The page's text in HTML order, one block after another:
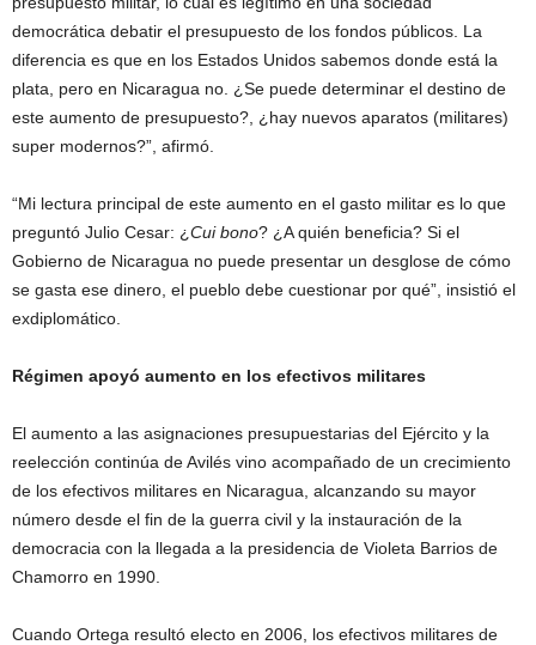
democrática debatir el presupuesto de los fondos públicos. La
diferencia es que en los Estados Unidos sabemos donde está la
plata, pero en Nicaragua no. ¿Se puede determinar el destino de
este aumento de presupuesto?, ¿hay nuevos aparatos (militares)
super modernos?”, afirmó.
“Mi lectura principal de este aumento en el gasto militar es lo que
preguntó Julio Cesar: ¿Cui bono? ¿A quién beneficia? Si el
Gobierno de Nicaragua no puede presentar un desglose de cómo
se gasta ese dinero, el pueblo debe cuestionar por qué”, insistió el
exdiplomático.
Régimen apoyó aumento en los efectivos militares
El aumento a las asignaciones presupuestarias del Ejército y la
reelección continúa de Avilés vino acompañado de un crecimiento
de los efectivos militares en Nicaragua, alcanzando su mayor
número desde el fin de la guerra civil y la instauración de la
democracia con la llegada a la presidencia de Violeta Barrios de
Chamorro en 1990.
Cuando Ortega resultó electo en 2006, los efectivos militares de